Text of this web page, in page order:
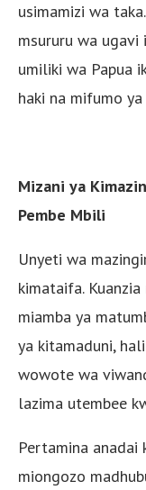
usimamizi wa
msururu wa ugavi
umiliki wa Papua
haki na mifumo
Mizani ya
Pembe Mbili
Unyeti wa
kimataifa.
miamba ya
ya kitamaduni,
wowote wa
lazima utembee
Pertamina anadai
miongozo